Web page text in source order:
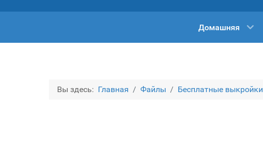
Домашняя
Вы здесь: Главная Файлы Бесплатные выкройки